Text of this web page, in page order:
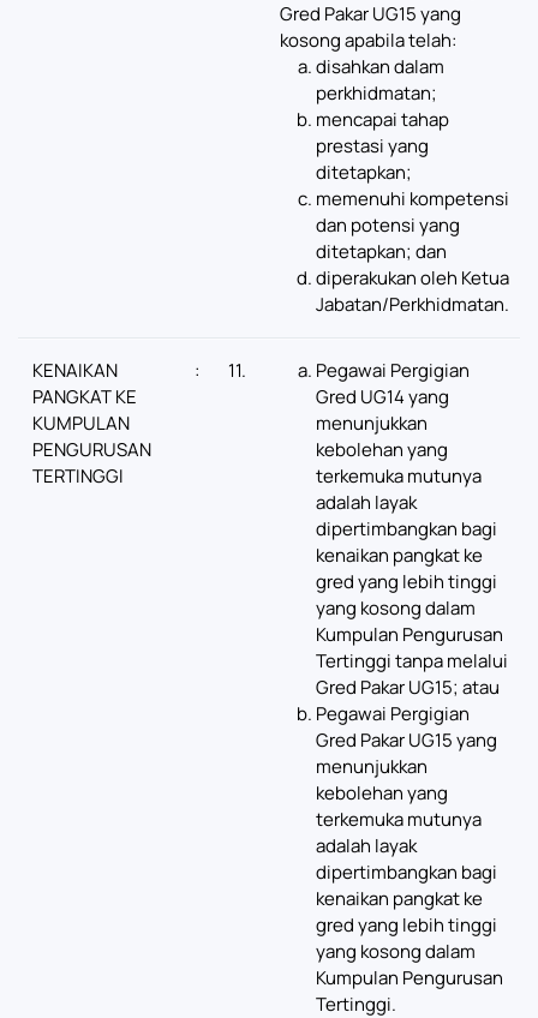
Gred Pakar UG15 yang
kosong apabila telah:
disahkan dalam
perkhidmatan;
mencapai tahap
prestasi yang
ditetapkan;
memenuhi kompetensi
dan potensi yang
ditetapkan; dan
diperakukan oleh Ketua
Jabatan/Perkhidmatan.
KENAIKAN
PANGKAT KE
KUMPULAN
PENGURUSAN
TERTINGGI
: 11.
Pegawai Pergigian
Gred UG14 yang
menunjukkan
kebolehan yang
terkemuka mutunya
adalah layak
dipertimbangkan bagi
kenaikan pangkat ke
gred yang lebih tinggi
yang kosong dalam
Kumpulan Pengurusan
Tertinggi tanpa melalui
Gred Pakar UG15; atau
Pegawai Pergigian
Gred Pakar UG15 yang
menunjukkan
kebolehan yang
terkemuka mutunya
adalah layak
dipertimbangkan bagi
kenaikan pangkat ke
gred yang lebih tinggi
yang kosong dalam
Kumpulan Pengurusan
Tertinggi.